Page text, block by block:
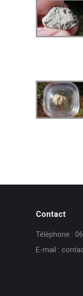
Contact
Téléphone :
E-mail :